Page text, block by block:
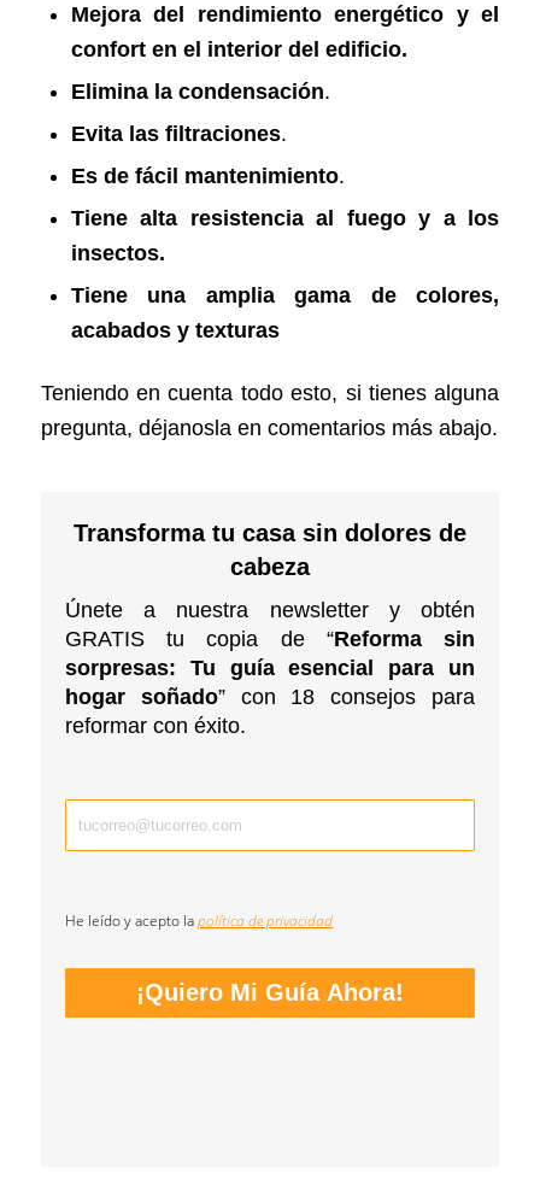
Mejora del rendimiento energético y el
confort en el interior del edificio.
Elimina la condensación.
Evita las filtraciones.
Es de fácil mantenimiento.
Tiene alta resistencia al fuego y a los
insectos.
Tiene una amplia gama de colores,
acabados y texturas
Teniendo en cuenta todo esto, si tienes alguna
pregunta, déjanosla en comentarios más abajo.
Transforma tu casa sin dolores de
cabeza
Únete a nuestra newsletter y obtén
GRATIS tu copia de “Reforma sin
sorpresas: Tu guía esencial para un
hogar soñado” con 18 consejos para
reformar con éxito.
He leído y acepto lapolítica de privacidad
¡Quiero Mi Guía Ahora!